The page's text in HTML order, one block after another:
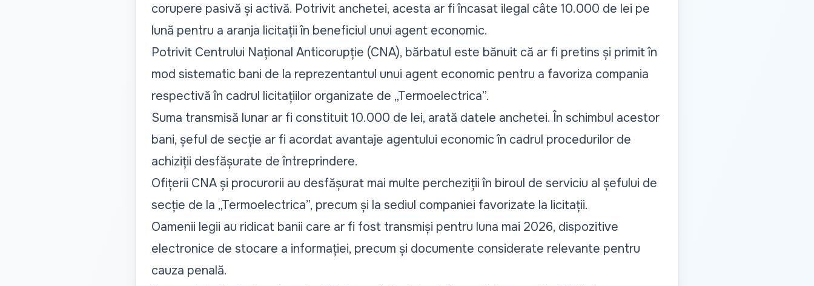
corupere pasivă și activă. Potrivit anchetei, acesta ar fi încasat ilegal câte 10.000 de lei pe
lună pentru a aranja licitații în beneficiul unui agent economic.
Potrivit Centrului Național Anticorupție (CNA), bărbatul este bănuit că ar fi pretins și primit în
mod sistematic bani de la reprezentantul unui agent economic pentru a favoriza compania
respectivă în cadrul licitațiilor organizate de „Termoelectrica”.
Suma transmisă lunar ar fi constituit 10.000 de lei, arată datele anchetei. În schimbul acestor
bani, șeful de secție ar fi acordat avantaje agentului economic în cadrul procedurilor de
achiziții desfășurate de întreprindere.
Ofițerii CNA și procurorii au desfășurat mai multe percheziții în biroul de serviciu al șefului de
secție de la „Termoelectrica”, precum și la sediul companiei favorizate la licitații.
Oamenii legii au ridicat banii care ar fi fost transmiși pentru luna mai 2026, dispozitive
electronice de stocare a informației, precum și documente considerate relevante pentru
cauza penală.